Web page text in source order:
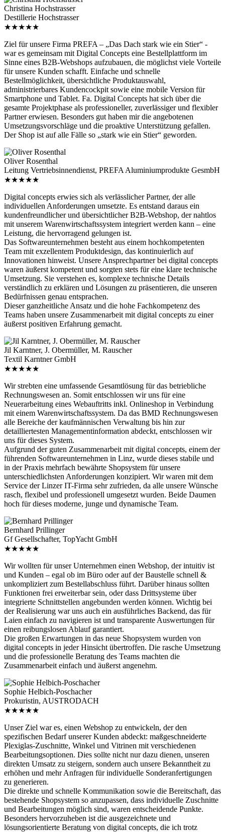
Christina Hochstrasser
Destillerie Hochstrasser
★★★★★
Ziel für unsere Firma PREFA – „Das Dach stark wie ein Stier“ -
war es gemeinsam mit Digital Concepts eine Bestellplattform im
Sinne eines B2B-Webshops aufzubauen, die möglichst viele Vorteile
für unsere Kunden schafft. Einfache und schnelle
Bestellmöglichkeit, übersichtliche Produktauswahl,
administrierbares Kundencockpit sowie eine mobile Version für
Smartphone und Tablet. Fa. Digital Concepts hat sich über die
gesamte Projektphase als professioneller, zuverlässiger und flexibler
Partner erwiesen. Besonders gut haben mir die angebotenen
Umsetzungsvorschläge und die proaktive Unterstützung gefallen.
Der Shop ist auf alle Fälle so „stark wie ein Stier“ geworden.
Oliver Rosenthal
Leitung Vertriebsinnendienst, PREFA Aluminiumprodukte GesmbH
★★★★★
Digital concepts erwies sich als verlässlicher Partner, der alle
individuellen Anforderungen umsetzte. Es entstand daraus ein
kundenfreundlicher und übersichtlicher B2B-Webshop, der nahtlos
mit unserem Warenwirtschaftssystem integriert werden kann – eine
Leistung, die hervorragend gelungen ist.
Das Softwareunternehmen besteht aus einem hochkompetenten
Team mit exzellentem Produktdesign, das kontinuierlich auf
Innovationen hinweist. Unsere Ansprechpartner bei digital concepts
waren äußerst kompetent und sorgten stets für eine klare technische
Umsetzung. Sie verstehen es, komplexe technische Details
verständlich zu erklären und Lösungen zu präsentieren, die unseren
Bedürfnissen genau entsprachen.
Dieser ganzheitliche Ansatz und die hohe Fachkompetenz des
Teams haben unsere Zusammenarbeit mit digital concepts zu einer
äußerst positiven Erfahrung gemacht.
Jil Karntner, J. Obermüller, M. Rauscher
Textil Karntner GmbH
★★★★★
Wir strebten eine umfassende Gesamtlösung für das betriebliche
Rechnungswesen an. Somit entschlossen wir uns für eine
Neuerarbeitung eines Webauftritts inkl. Onlineshop in Verbindung
mit einem Warenwirtschaftssystem. Da das BMD Rechnungswesen
alle Bereiche der kaufmännischen Verwaltung bis hin zur
detailliertesten Managementinformation abdeckt, entschlossen wir
uns für dieses System.
Aufgrund der guten Zusammenarbeit mit digital concepts, einem der
führenden Softwareunternehmen in Linz, wurde dieses stabile und
in der Praxis mehrfach bewährte Shopsystem für unsere
unterschiedlichsten Anforderungen konzipiert. Wir waren mit dem
Service der Linzer IT-Firma sehr zufrieden, da alle unsere Wünsche
rasch, flexibel und professionell umgesetzt wurden. Beide Daumen
hoch für dieses moderne, junge und dynamische Team.
Bernhard Prillinger
Gf Gesellschafter, TopYacht GmbH
★★★★★
Wir wollten für unser Unternehmen einen Webshop, der intuitiv ist
und Kunden – egal ob im Büro oder auf der Baustelle schnell &
unkompliziert zum Bestellabschluss führt. Darüber hinaus sollten
Funktionen frei erweiterbar sein, oder dass Drittsysteme über
integrierte Schnittstellen angebunden werden können. Wichtig bei
der Realisierung war uns auch ein ausführliches Backend, das für
Laien einfach zu navigieren ist und transparente Auswertungen für
einen reibungslosen Ablauf garantiert.
Die großen Erwartungen in das neue Shopsystem wurden von
digital concepts in jeder Hinsicht übertroffen. Die rasche Umsetzung
und die professionelle Beratung des Teams machten die
Zusammenarbeit einfach und äußerst angenehm.
Sophie Helbich-Poschacher
Prokuristin, AUSTRODACH
★★★★★
Unser Ziel war es, einen Webshop zu entwickeln, der den
spezifischen Bedarf unserer Kunden abdeckt: maßgeschneiderte
Plexiglas-Zuschnitte, Winkel und Vitrinen mit verschiedenen
Bearbeitungsoptionen. Dies sollte nicht nur dazu dienen, unseren
direkten Umsatz zu steigern, sondern auch unsere Bekanntheit zu
erhöhen und mehr Anfragen für individuelle Sonderanfertigungen
zu generieren.
Die direkte und schnelle Kommunikation sowie die Bereitschaft, das
bestehende Shopsystem so anzupassen, dass individuelle Zuschnitte
und Bearbeitungen möglich sind, waren entscheidende Punkte.
Besonders hervorzuheben ist die ausgezeichnete und
lösungsorientierte Beratung von digital concepts, die ich trotz